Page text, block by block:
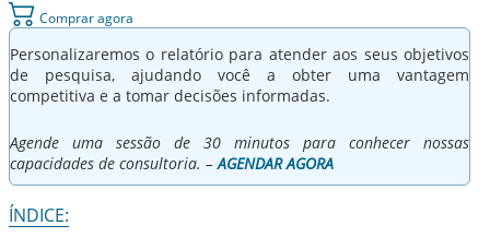
Comprar agora
Personalizaremos o relatório para atender aos seus objetivos
de pesquisa, ajudando você a obter uma vantagem
competitiva e a tomar decisões informadas.
Agende uma sessão de 30 minutos para conhecer nossas
capacidades de consultoria. –AGENDAR AGORA
ÍNDICE: